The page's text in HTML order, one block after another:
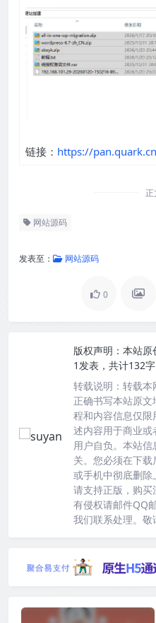
链接： https://
网站源码
发表至： 网站源码
0
版权声明： 本站原
1发表，共计132字
转载说明： 转载本
正确书写本站原
程和内容信息仅限
述内容用于商业
用户自负。本站
关。您必须在下
或手机中彻底删除
请支持正版，购
有侵权请邮件QQ
我们联系处理。敬